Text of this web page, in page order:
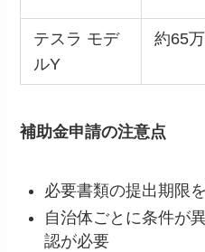
テスラ モデ
ルY
約65
補助金申請の注意点
必要書類の提出期限
自治体ごとに条件が
認が必要